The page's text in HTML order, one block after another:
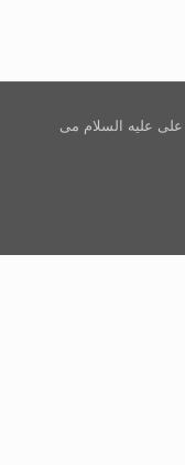
علیه السلام می